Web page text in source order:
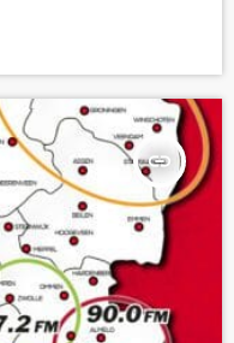
insert_link